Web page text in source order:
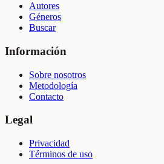
Autores
Géneros
Buscar
Información
Sobre nosotros
Metodología
Contacto
Legal
Privacidad
Términos de uso